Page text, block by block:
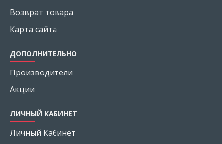
Возврат товара
Карта сайта
ДОПОЛНИТЕЛЬНО
Производители
Акции
ЛИЧНЫЙ КАБИНЕТ
Личный Кабинет